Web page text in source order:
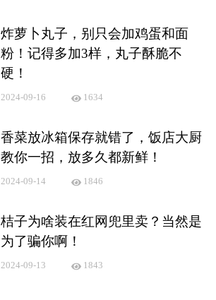
炸萝卜丸子，别只会加鸡蛋和面
粉！记得多加3样，丸子酥脆不
硬！
2024-09-16 1634
香菜放冰箱保存就错了，饭店大厨
教你一招，放多久都新鲜！
2024-09-14 1846
桔子为啥装在红网兜里卖？当然是
为了骗你啊！
2024-09-13 1843